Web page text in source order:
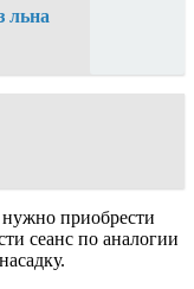
льна
приобрести
сеанс по аналогии